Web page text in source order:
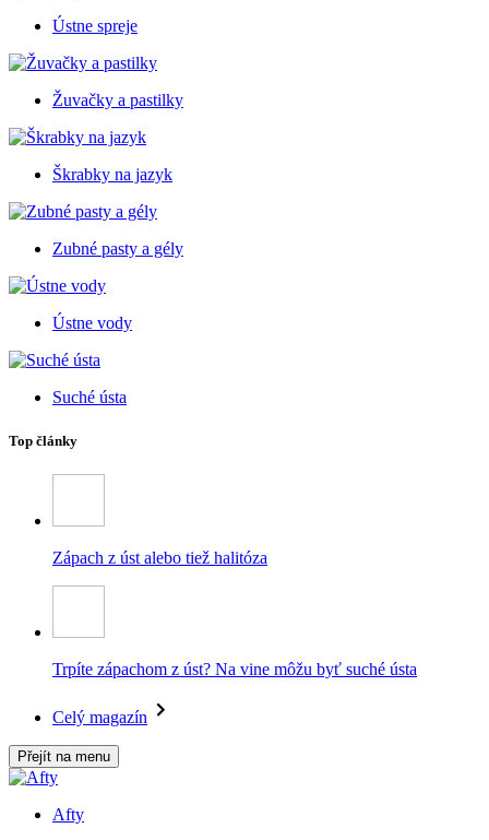
Ústne spreje
Žuvačky a pastilky
Škrabky na jazyk
Zubné pasty a gély
Ústne vody
Suché ústa
Top články
Zápach z úst alebo tiež halitóza
Trpíte zápachom z úst? Na vine môžu byť suché ústa
Celý magazín
Přejít na menu
Afty